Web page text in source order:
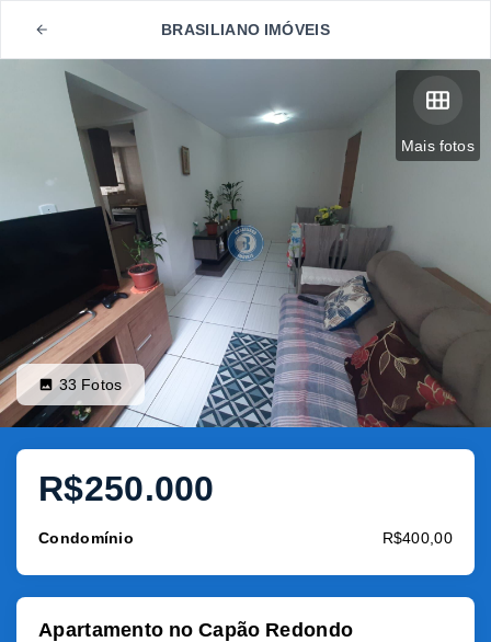
BRASILIANO IMÓVEIS
Mais fotos
33 Fotos
R$250.000
Condomínio R$400,00
Apartamento no Capão Redondo